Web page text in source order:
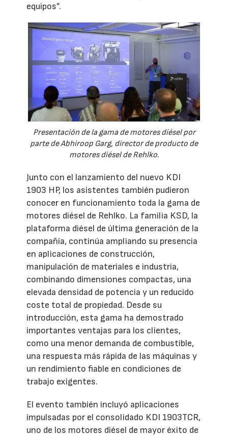
equipos”.
Presentación de la gama de motores diésel por
parte de Abhiroop Garg, director de producto de
motores diésel de Rehlko.
Junto con el lanzamiento del nuevo KDI
1903 HP, los asistentes también pudieron
conocer en funcionamiento toda la gama de
motores diésel de Rehlko. La familia KSD, la
plataforma diésel de última generación de la
compañía, continúa ampliando su presencia
en aplicaciones de construcción,
manipulación de materiales e industria,
combinando dimensiones compactas, una
elevada densidad de potencia y un reducido
coste total de propiedad. Desde su
introducción, esta gama ha demostrado
importantes ventajas para los clientes,
como una menor demanda de combustible,
una respuesta más rápida de las máquinas y
un rendimiento fiable en condiciones de
trabajo exigentes.
El evento también incluyó aplicaciones
impulsadas por el consolidado KDI 1903TCR,
uno de los motores diésel de mayor éxito de